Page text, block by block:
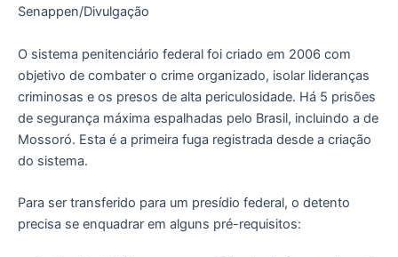
Senappen/Divulgação
O sistema penitenciário federal foi criado em 2006 com
objetivo de combater o crime organizado, isolar lideranças
criminosas e os presos de alta periculosidade. Há 5 prisões
de segurança máxima espalhadas pelo Brasil, incluindo a de
Mossoró. Esta é a primeira fuga registrada desde a criação
do sistema.
Para ser transferido para um presídio federal, o detento
precisa se enquadrar em alguns pré-requisitos: